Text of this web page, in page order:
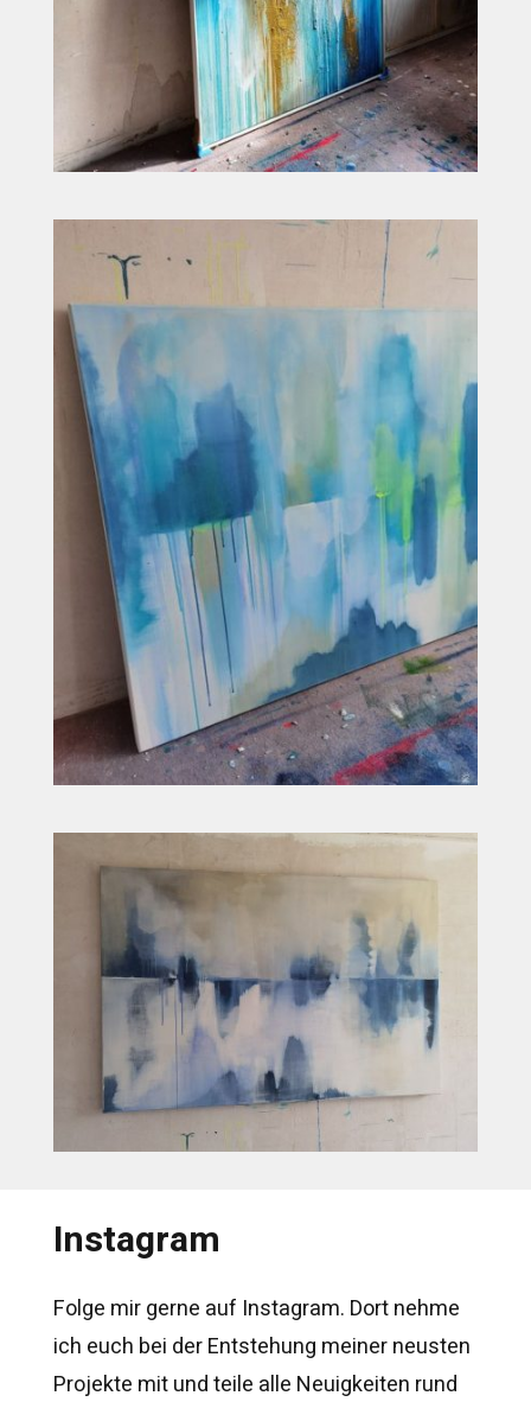
Instagram
Folge mir gerne auf Instagram. Dort nehme
ich euch bei der Entstehung meiner neusten
Projekte mit und teile alle Neuigkeiten rund